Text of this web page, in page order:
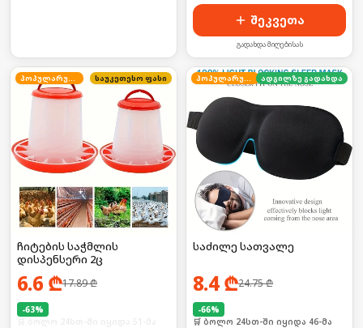
შეკვეთა
გადახდა მიღებისას
პოპულარული საუკეთესო ფასი
ჩიტების საჭმლის
დისპენსერი 2ც
6.6 ₾17.89₾
-63%
პოპულარული ადგილზე გადახდა
საძილე სათვალე
8.4₾24.75₾
-66%
🛒 ბოლო 24სთ-ში იყიდა 46-მა